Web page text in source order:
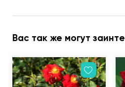
Вас так же могут